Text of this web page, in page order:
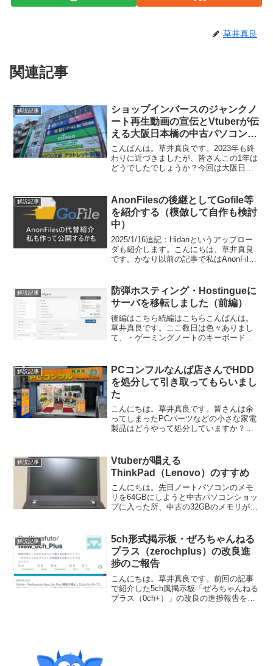
草井真良
関連記事
解説記事
ショップインバースのジャンクノ
ート再生動画の宣伝とVtuberが伝
える大阪日本橋の中古パソコンの
トレンド（2023年12月まで）
こんばんは。草井真良です。2023年も終
わりに近づきましたが、皆さんこの1年は
どうでしたでしょうか？今回は大阪日本
日にニコニコ動画とYoutubeでThinkpadの
ジ...
解説記事
AnonFilesの後継としてGofile等
を紹介する（模倣して自作も検討
中）
2025/1/16追記：Hidanというアップロー
ダも紹介します。こんにちは、草井真良
です。かなり以前の記事で私はAnonFiles
けているのですが、悪用されないか（A...
解説記事
防弾ホスティング・Hostingueに
サーバを移転しました（前編）
後編はこちら続編はこちらこんばんは。
草井真良です。ここ数日は色々ありまし
て、・ゲーミングノートのキーボードが
真っ白（グッズ制作とか他の事に夢中に
なっている、幸い1冊目は...
解説記事
PCコンフルなんば店さんでHDD
を処分して引き取ってもらいまし
た
こんにちは。草井真良です。皆さんは余
ってしまったPCパーツなどの小さな家電
製品はどうやって処分していますか？直
くださいとネットで調べても出てくるで
しょう。実は役所には大...
解説記事
Vtuberが唱える
ThinkPad（Lenovo）のすすめ
こんにちは。先日ノートパソコンのメモ
リを64GBにしようと中古パソコンショッ
プに入った所、中古の32GBのメモリが
回はLenovoのパソコンのブランドの1
つ、...
解説記事
5ch形式掲示板・ぜろちゃんねる
プラス（zerochplus）の改良進
捗のご報告
こんにちは。草井真良です。前回の記事
で紹介した5ch風掲示板「ぜろちゃんねる
プラス（0ch+）」の改良の進捗報告をし